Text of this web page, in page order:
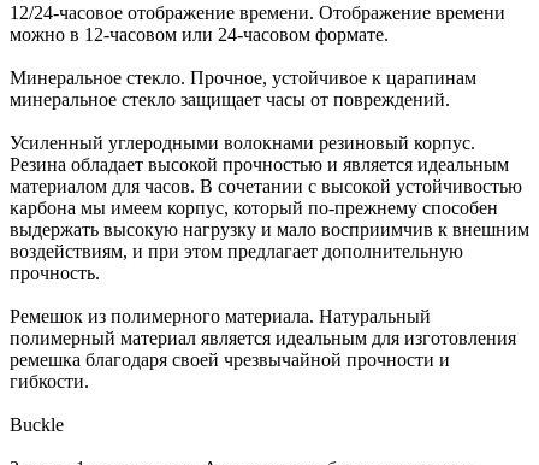
12/24-часовое отображение времени. Отображение времени
можно в 12-часовом или 24-часовом формате.
Минеральное стекло. Прочное, устойчивое к царапинам
минеральное стекло защищает часы от повреждений.
Усиленный углеродными волокнами резиновый корпус.
Резина обладает высокой прочностью и является идеальным
материалом для часов. В сочетании с высокой устойчивостью
карбона мы имеем корпус, который по-прежнему способен
выдержать высокую нагрузку и мало восприимчив к внешним
воздействиям, и при этом предлагает дополнительную
прочность.
Ремешок из полимерного материала. Натуральный
полимерный материал является идеальным для изготовления
ремешка благодаря своей чрезвычайной прочности и
гибкости.
Buckle